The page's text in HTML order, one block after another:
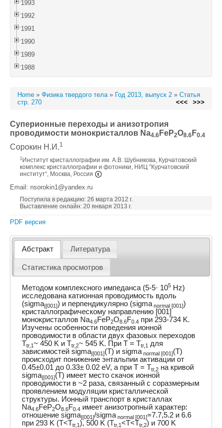
1993
1992
1991
1990
1989
1988
Home » Физика твердого тела» Год 2013, выпуск 2 » Статья
стр. 270
<<< >>>
Суперионные переходы и анизотропия
проводимости монокристаллов Na4.6 FeP2O8.6 F0.4
Сорокин Н.И.1
1 Институт кристаллографии им. А.В. Шубникова, Курчатовский
комплекс кристаллографии и фотоники, НИЦ ”Курчатовский
институт“, Москва, Россия
Email: nsorokin1@yandex.ru
Поступила в редакцию: 26 марта 2012 г.
Выставление онлайн: 20 января 2013 г.
PDF версия
Абстракт Литература
Статистика просмотров
Методом комплексного импеданса (5-5· 105 Hz)
исследована катионная проводимость вдоль
(sigma|[001]) и перпендикулярно (sigmanormal [001])
кристаллографическому направлению [001]
монокристаллов Na4.6FeP2O8.6F0.4 при 293-734 K.
Изучены особенности поведения ионной
проводимости в области двух фазовых переходов
Ttr,1~ 450 K и Ttr,2~ 545 K. При T = Ttr,1 для
зависимостей sigma|[001](T) и sigmanormal [001](T)
происходит понижение энтальпии активации от
0.45±0.01 до 0.33± 0.02 eV, а при T = Ttr,2 на кривой
sigma|[001](T) имеет место скачок ионной
проводимости в ~2 раза, связанный с соразмерным
проявлением модуляции кристаллической
структуры. Ионный транспорт в кристаллах
Na4.6FeP2O8.6F0.4 имеет анизотропный характер:
отношение sigma|[001]/sigmanormal [001]=7.7,5.2 и 6.6
при 293 K (T<Ttr,1 ), 500 K (Ttr,1<T<Ttr,2) и 700 K